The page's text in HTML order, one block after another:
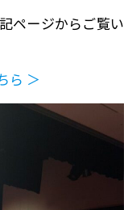
ページからご覧い
ら ＞